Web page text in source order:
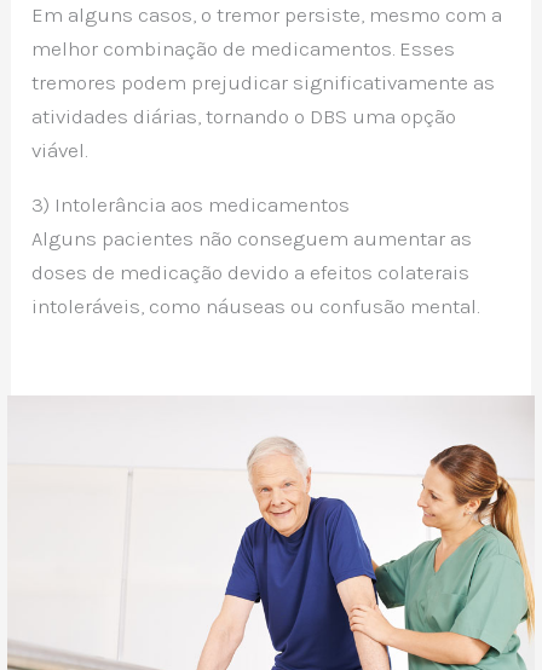
Em alguns casos, o tremor persiste, mesmo com a
melhor combinação de medicamentos. Esses
tremores podem prejudicar significativamente as
atividades diárias, tornando o DBS uma opção
viável.
3) Intolerância aos medicamentos
Alguns pacientes não conseguem aumentar as
doses de medicação devido a efeitos colaterais
intoleráveis, como náuseas ou confusão mental.